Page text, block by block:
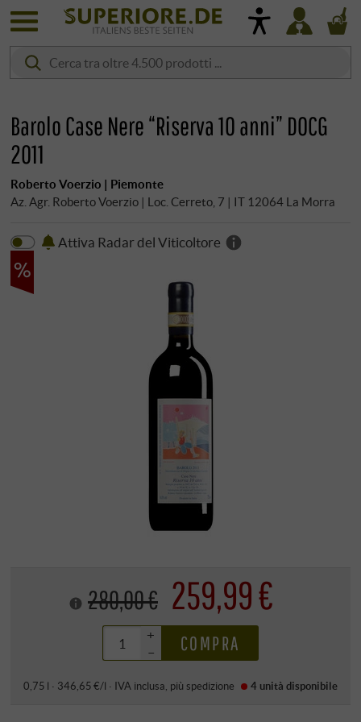
Barolo Case Nere “Riserva 10 anni” DOCG
2011
Roberto Voerzio | Piemonte
Az. Agr. Roberto Voerzio | Loc. Cerreto, 7 | IT 12064 La Morra
Attiva Radar del Viticoltore
280,00 € 259,99 €
+
–
COMPRA
0,75 l · 346,65 €/l · IVA inclusa , più spedizione 4 unità disponibile